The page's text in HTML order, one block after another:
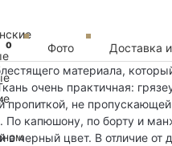
0 Фото
Доставка
материала,
очень практичная:
пропиткой, не
По капюшону, по борту и
черный цвет. В отличие от